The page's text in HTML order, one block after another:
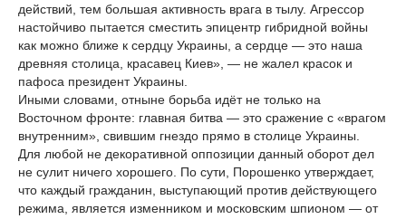
действий, тем большая активность врага в тылу. Агрессор
настойчиво пытается сместить эпицентр гибридной войны
как можно ближе к сердцу Украины, а сердце — это наша
древняя столица, красавец Киев», — не жалел красок и
пафоса президент Украины.
Иными словами, отныне борьба идёт не только на
Восточном фронте: главная битва — это сражение с «врагом
внутренним», свившим гнездо прямо в столице Украины.
Для любой не декоративной оппозиции данный оборот дел
не сулит ничего хорошего. По сути, Порошенко утверждает,
что каждый гражданин, выступающий против действующего
режима, является изменником и московским шпионом — от